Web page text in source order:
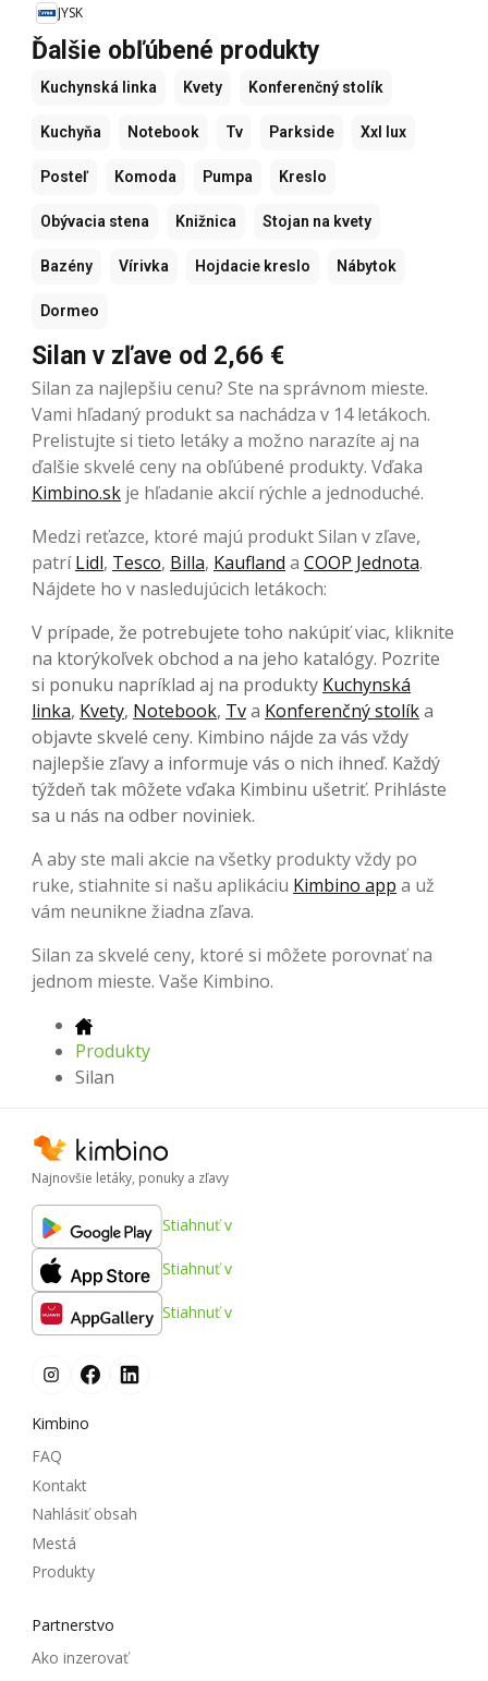
JYSK
Ďalšie obľúbené produkty
Kuchynská linka Kvety Konferenčný stolík
Kuchyňa Notebook Tv Parkside Xxl lux
Posteľ Komoda Pumpa Kreslo
Obývacia stena Knižnica Stojan na kvety
Bazény Vírivka Hojdacie kreslo Nábytok
Dormeo
Silan v zľave od 2,66 €
Silan za najlepšiu cenu? Ste na správnom mieste.
Vami hľadaný produkt sa nachádza v 14 letákoch.
Prelistujte si tieto letáky a možno narazíte aj na
ďalšie skvelé ceny na obľúbené produkty. Vďaka
Kimbino.sk je hľadanie akcií rýchle a jednoduché.
Medzi reťazce, ktoré majú produkt Silan v zľave,
patríLidl, Tesco, Billa, Kaufland a COOP Jednota.
Nájdete ho v nasledujúcich letákoch:
V prípade, že potrebujete toho nakúpiť viac, kliknite
na ktorýkoľvek obchod a na jeho katalógy. Pozrite
si ponuku napríklad aj na produkty Kuchynská
linka, Kvety, Notebook, Tva Konferenčný stolíka
objavte skvelé ceny. Kimbino nájde za vás vždy
najlepšie zľavy a informuje vás o nich ihneď. Každý
týždeň tak môžete vďaka Kimbinu ušetriť. Prihláste
sa u nás na odber noviniek.
A aby ste mali akcie na všetky produkty vždy po
ruke, stiahnite si našu aplikáciu Kimbino app a už
vám neunikne žiadna zľava.
Silan za skvelé ceny, ktoré si môžete porovnať na
jednom mieste. Vaše Kimbino.
Produkty
Silan
Najnovšie letáky, ponuky a zľavy
Stiahnuť v
Stiahnuť v
Stiahnuť v
Kimbino
FAQ
Kontakt
Nahlásiť obsah
Mestá
Produkty
Partnerstvo
Ako inzerovať